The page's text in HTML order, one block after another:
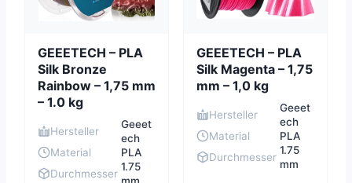
GEEETECH – PLA
Silk Bronze
Rainbow – 1,75 mm
– 1.0 kg
Hersteller
Geeet
ech
Material
PLA
Durchmesser
1.75
GEEETECH – PLA
Silk Magenta – 1,75
mm – 1,0 kg
Hersteller
Geeet
ech
Material
PLA
Durchmesser
1.75
mm